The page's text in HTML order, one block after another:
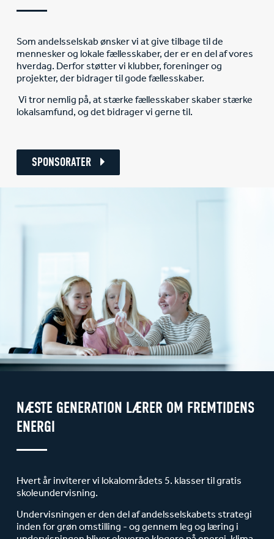
Som andelsselskab ønsker vi at give tilbage til de
mennesker og lokale fællesskaber, der er en del af vores
hverdag. Derfor støtter vi klubber, foreninger og
projekter, der bidrager til gode fællesskaber.
Vi tror nemlig på, at stærke fællesskaber skaber stærke
lokalsamfund, og det bidrager vi gerne til.
SPONSORATER
NÆSTE GENERATION LÆRER OM FREMTIDENS
ENERGI
Hvert år inviterer vi lokalområdets 5. klasser til gratis
skoleundervisning.
Undervisningen er den del af andelsselskabets strategi
inden for grøn omstilling - og gennem leg og læring i